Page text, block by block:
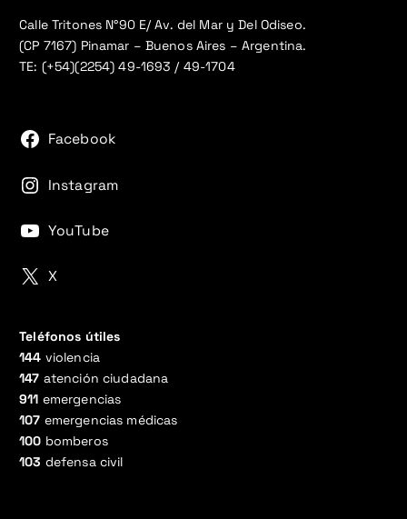
Calle Tritones N°90 E/ Av. del Mar y Del Odiseo.
(CP 7167) Pinamar – Buenos Aires – Argentina.
TE: (+54)(2254) 49-1693 / 49-1704
Facebook
Instagram
YouTube
X
Teléfonos útiles
144 violencia
147 atención ciudadana
911 emergencias
107 emergencias médicas
100 bomberos
103 defensa civil